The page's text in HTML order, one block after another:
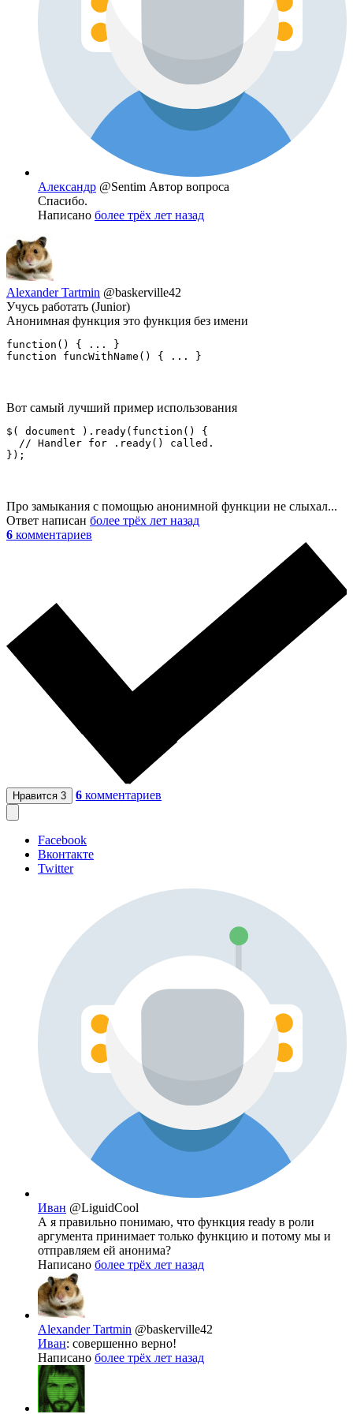
Александр @Sentim Автор вопроса
Спасибо.
Написано более трёх лет назад
Alexander Tartmin @baskerville42
Учусь работать (Junior)
Анонимная функция это функция без имени
function() { ... }
function funcWithName() { ... }
Вот самый лучший пример использования
$( document ).ready(function() {
  // Handler for .ready() called.
});
Про замыкания с помощью анонимной функции не слыхал...
Ответ написан более трёх лет назад
6 комментариев
Нравится 3 6 комментариев
Facebook
Вконтакте
Twitter
Иван @LiguidCool
А я правильно понимаю, что функция ready в роли
аргумента принимает только функцию и потому мы и
отправляем ей анонима?
Написано более трёх лет назад
Alexander Tartmin @baskerville42
Иван: совершенно верно!
Написано более трёх лет назад